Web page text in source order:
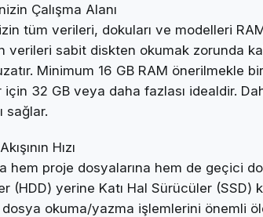
Çalışma Alanı
tüm verileri, dokuları ve modelleri
verileri sabit diskten okumak zorunda
Minimum 16 GB RAM önerilmekle
32 GB veya daha fazlası idealdir.
sağlar.
Hızı
hem proje dosyalarına hem de geçici
(HDD) yerine Katı Hal Sürücüler (SSD)
okuma/yazma işlemlerini önemli